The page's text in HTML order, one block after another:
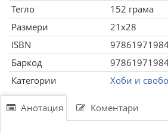
Тегло
152 грама
Размери
21x28
ISBN
Баркод
Категории
Хоби и
Анотация Коментари